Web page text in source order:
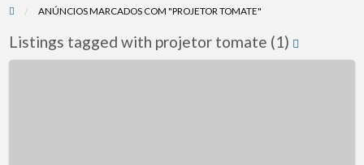
ANÚNCIOS MARCADOS COM "PROJETOR TOMATE"
Listings tagged with projetor tomate (1)